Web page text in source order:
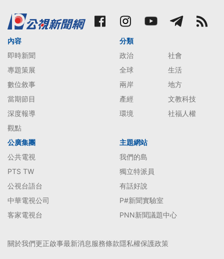
內容
即時新聞
專題策展
數位敘事
當期節目
深度報導
觀點
分類
政治
社會
全球
生活
兩岸
地方
產經
文教科技
環境
社福人權
公廣集團
公共電視
PTS TW
公視台語台
中華電視公司
客家電視台
主題網站
我們的島
獨立特派員
有話好說
P#新聞實驗室
PNN新聞議題中心
關於我們更正啟事最新消息服務條款隱私權保護政策